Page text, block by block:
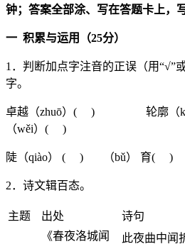
钟；答案全部涂、写在答题卡上，
一 积累与运用（25分）
1．判断加点字注音的正误（用“√”
字。
卓越（zhuō）( ) 轮廓（
（wěi）( )
陡（qiào） ( ) （bǔ） 育( )
2．诗文辑百态。
主题 出处 诗句
《春夜洛城闻
此夜曲中闻